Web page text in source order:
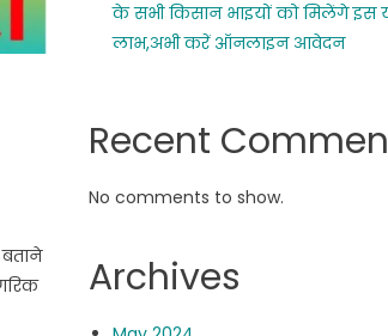
के सभी किसान भाइयों को मिलेंगे इस
लाभ,अभी करें ऑनलाइन आवेदन
Recent
No comments to show.
Archives